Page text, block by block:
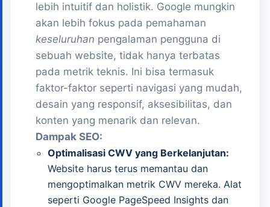
lebih intuitif dan holistik. Google mungkin
akan lebih fokus pada pemahaman
keseluruhan pengalaman pengguna di
sebuah website, tidak hanya terbatas
pada metrik teknis. Ini bisa termasuk
faktor-faktor seperti navigasi yang mudah,
desain yang responsif, aksesibilitas, dan
konten yang menarik dan relevan.
Dampak SEO:
Optimalisasi CWV yang Berkelanjutan:
Website harus terus memantau dan
mengoptimalkan metrik CWV mereka. Alat
seperti Google PageSpeed Insights dan